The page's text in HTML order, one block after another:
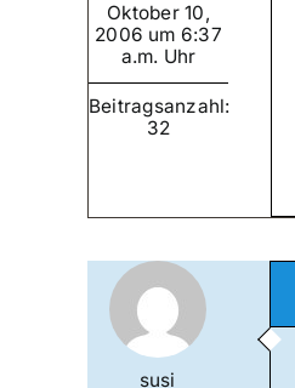
Oktober 10,
2006 um 6:37
a.m. Uhr
Beitragsanzahl:
32
susi